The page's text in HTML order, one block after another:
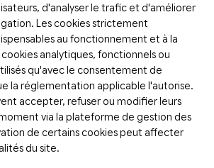
d'analyser le trafic et d'améliorer
Les cookies strictement
au fonctionnement et à la
analytiques, fonctionnels ou
qu'avec le consentement de
la réglementation applicable l'autorise.
accepter, refuser ou modifier leurs
via la plateforme de gestion des
de certains cookies peut affecter
du site.